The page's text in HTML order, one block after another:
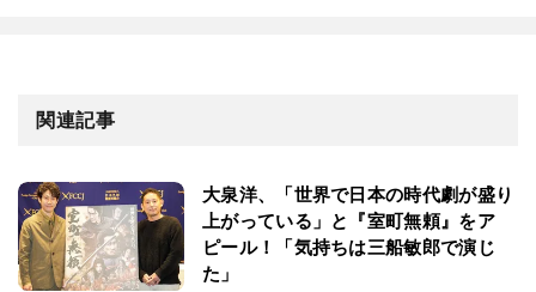
関連記事
大泉洋、「世界で日本の時代劇が盛り
上がっている」と『室町無頼』をア
ピール！「気持ちは三船敏郎で演じ
た」